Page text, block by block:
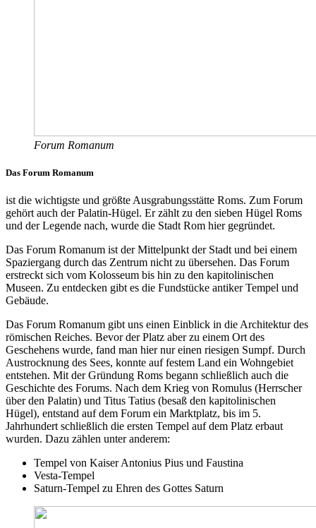
Forum Romanum
Das Forum Romanum
ist die wichtigste und größte Ausgrabungsstätte Roms. Zum Forum
gehört auch der Palatin-Hügel. Er zählt zu den sieben Hügel Roms
und der Legende nach, wurde die Stadt Rom hier gegründet.
Das Forum Romanum ist der Mittelpunkt der Stadt und bei einem
Spaziergang durch das Zentrum nicht zu übersehen. Das Forum
erstreckt sich vom Kolosseum bis hin zu den kapitolinischen
Museen. Zu entdecken gibt es die Fundstücke antiker Tempel und
Gebäude.
Das Forum Romanum gibt uns einen Einblick in die Architektur des
römischen Reiches. Bevor der Platz aber zu einem Ort des
Geschehens wurde, fand man hier nur einen riesigen Sumpf. Durch
Austrocknung des Sees, konnte auf festem Land ein Wohngebiet
entstehen. Mit der Gründung Roms begann schließlich auch die
Geschichte des Forums. Nach dem Krieg von Romulus (Herrscher
über den Palatin) und Titus Tatius (besaß den kapitolinischen
Hügel), entstand auf dem Forum ein Marktplatz, bis im 5.
Jahrhundert schließlich die ersten Tempel auf dem Platz erbaut
wurden. Dazu zählen unter anderem:
Tempel von Kaiser Antonius Pius und Faustina
Vesta-Tempel
Saturn-Tempel zu Ehren des Gottes Saturn